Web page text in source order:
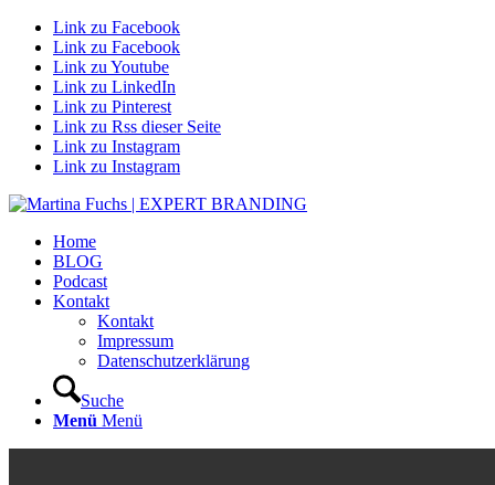
Link zu Facebook
Link zu Facebook
Link zu Youtube
Link zu LinkedIn
Link zu Pinterest
Link zu Rss dieser Seite
Link zu Instagram
Link zu Instagram
Home
BLOG
Podcast
Kontakt
Kontakt
Impressum
Datenschutzerklärung
Suche
Menü Menü